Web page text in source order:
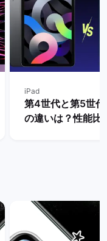
iPad
第4世代と第5世
の違いは？性能比